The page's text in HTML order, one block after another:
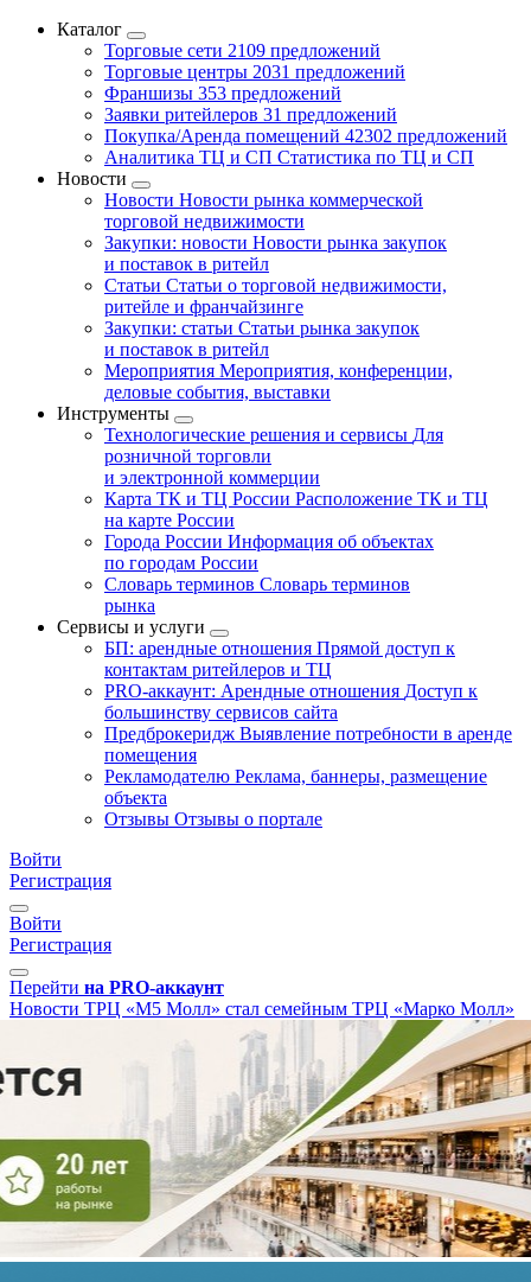
Каталог
Торговые сети 2109 предложений
Торговые центры 2031 предложений
Франшизы 353 предложений
Заявки ритейлеров 31 предложений
Покупка/Аренда помещений 42302 предложений
Аналитика ТЦ и СП Статистика по ТЦ и СП
Новости
Новости Новости рынка коммерческой
торговой недвижимости
Закупки: новости Новости рынка закупок
и поставок в ритейл
Статьи Статьи о торговой недвижимости,
ритейле и франчайзинге
Закупки: статьи Статьи рынка закупок
и поставок в ритейл
Мероприятия Мероприятия, конференции,
деловые события, выставки
Инструменты
Технологические решения и сервисы Для
розничной торговли
и электронной коммерции
Карта ТК и ТЦ России Расположение ТК и ТЦ
на карте России
Города России Информация об объектах
по городам России
Словарь терминов Словарь терминов
рынка
Сервисы и услуги
БП: арендные отношения Прямой доступ к
контактам ритейлеров и ТЦ
PRO-аккаунт: Арендные отношения Доступ к
большинству сервисов сайта
Предброкеридж Выявление потребности в аренде
помещения
Рекламодателю Реклама, баннеры, размещение
объекта
Отзывы Отзывы о портале
Войти
Регистрация
Войти
Регистрация
Перейти на PRO-аккаунт
Новости ТРЦ «М5 Молл» стал семейным ТРЦ «Марко Молл»